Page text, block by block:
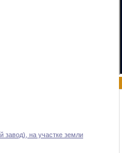
завод) на участке земли